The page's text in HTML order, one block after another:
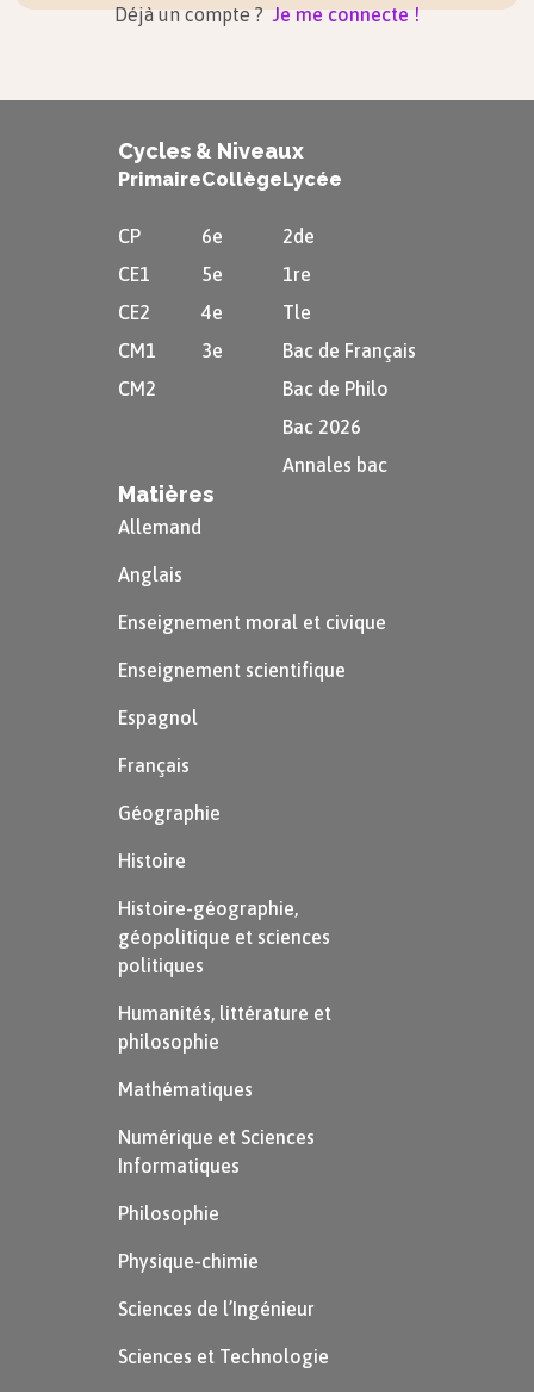
Déjà un compte ? Je me connecte !
Cycles & Niveaux
Primaire
CP
CE1
CE2
CM1
CM2
Collège
6e
5e
4e
3e
Lycée
2de
1re
Tle
Bac de Français
Bac de Philo
Bac 2026
Annales bac
Matières
Allemand
Anglais
Enseignement moral et civique
Enseignement scientifique
Espagnol
Français
Géographie
Histoire
Histoire-géographie,
géopolitique et sciences
politiques
Humanités, littérature et
philosophie
Mathématiques
Numérique et Sciences
Informatiques
Philosophie
Physique-chimie
Sciences de l’Ingénieur
Sciences et Technologie